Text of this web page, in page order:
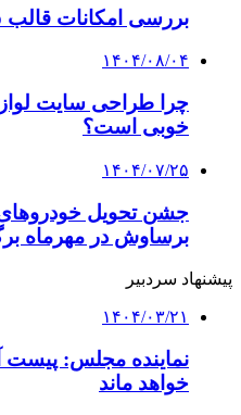
بررسی امکانات قالب Astra Pro
۱۴۰۴/۰۸/۰۴
چرا طراحی سایت
خوبی است؟
۱۴۰۴/۰۷/۲۵
جشن تحویل
برساوش در مهرماه
پیشنهاد سردبیر
۱۴۰۴/۰۳/۲۱
نماینده مجلس: پیست
خواهد ماند